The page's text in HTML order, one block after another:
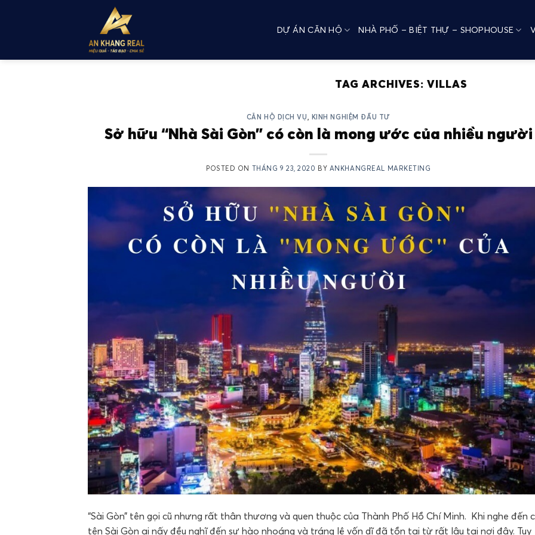
DỰ ÁN CĂN HỘ NHÀ PHỐ – BIỆT THỰ – SHOPHOUSE
TAG ARCHIVES:VILLAS
CĂN HỘ DỊCH VỤ, KINH NGHIỆM ĐẦU TƯ
Sở hữu “Nhà Sài Gòn” có còn là mong ước của nhiều người
POSTED ON THÁNG 9 23, 2020 BY ANKHANGREAL MARKETING
“Sài Gòn” tên gọi cũ nhưng rất thân thương và quen thuộc của Thành Phố Hồ Chí Minh. Khi nghe đến
tên Sài Gòn ai nấy đều nghĩ đến sự hào nhoáng và tráng lệ vốn dĩ đã tồn tại từ rất lâu tại nơi đây. Tuy